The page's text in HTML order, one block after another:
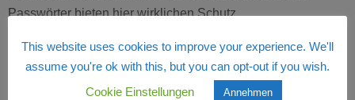
Passwörter bieten hier wirklichen Schutz.
ein Passwort aussieht und worauf es bei der Wahl eines
Passwortes ankommt – die Antwort wird Dich verblüffen.
This website uses cookies to improve your experience. We'll
assume you're ok with this, but you can opt-out if you wish.
Cookie Einstellungen
Annehmen